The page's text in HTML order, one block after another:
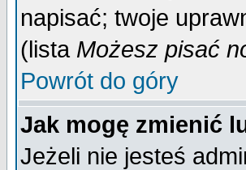
napisać; twoje
(lista Możesz pisać
Powrót do góry
Jak mogę zmienić
Jeżeli nie jesteś